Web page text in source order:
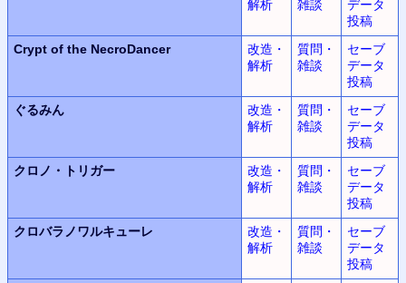
解析 雑談
データ
投稿
Crypt of the NecroDancer
改造・
解析
質問・
雑談
セーブ
データ
投稿
ぐるみん
改造・
解析
質問・
雑談
セーブ
データ
投稿
クロノ・トリガー
改造・
解析
質問・
雑談
セーブ
データ
投稿
クロバラノワルキューレ
改造・
解析
質問・
雑談
セーブ
データ
投稿